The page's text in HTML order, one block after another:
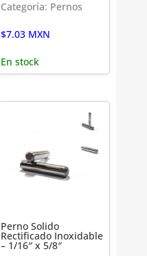
Categoría: Pernos
$7.03 MXN
En stock
Perno Solido
Rectificado Inoxidable
– 1/16″ x 5/8″